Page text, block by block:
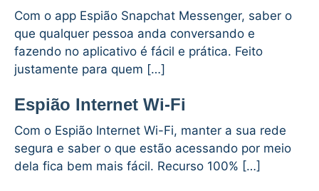
Com o app Espião Snapchat Messenger, saber o
que qualquer pessoa anda conversando e
fazendo no aplicativo é fácil e prática. Feito
justamente para quem […]
Espião Internet Wi-Fi
Com o Espião Internet Wi-Fi, manter a sua rede
segura e saber o que estão acessando por meio
dela fica bem mais fácil. Recurso 100% […]